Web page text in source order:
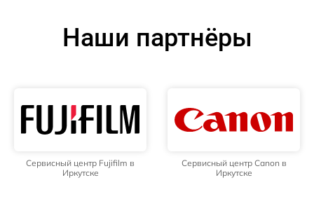
Наши партнёры
Сервисный центр Fujifilm в
Иркутске
Сервисный центр Canon в
Иркутске